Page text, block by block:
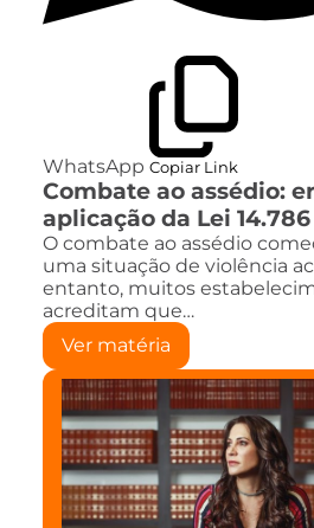
WhatsApp Copiar Link
Combate ao assédio:
aplicação da Lei 14.786
O combate ao assédio
uma situação de violência
entanto, muitos
acreditam que…
Ver matéria